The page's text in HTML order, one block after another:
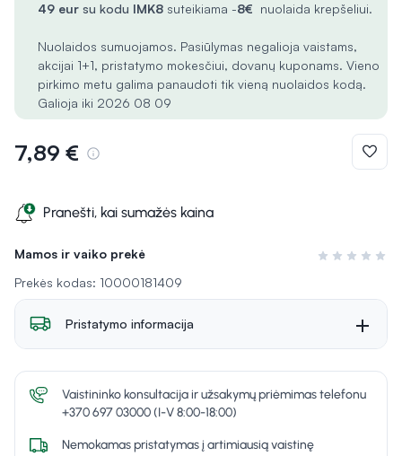
Mamos ir vaiko prekė
Įvertinimas 0
Prekės kodas: 10000181409
49 eur su kodu IMK8 suteikiama -8€ nuolaida krepšeliui.
Nuolaidos sumuojamos. Pasiūlymas negalioja vaistams,
akcijai 1+1, pristatymo mokesčiui, dovanų kuponams. Vieno
pirkimo metu galima panaudoti tik vieną nuolaidos kodą.
Galioja iki 2026 08 09
7,89 €
Pranešti, kai sumažės kaina
Pristatymo informacija
Vaistininko konsultacija ir užsakymų priėmimas telefonu
+370 697 03000 (I-V 8:00-18:00)
Nemokamas pristatymas į artimiausią vaistinę